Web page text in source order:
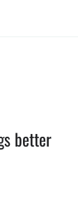
better